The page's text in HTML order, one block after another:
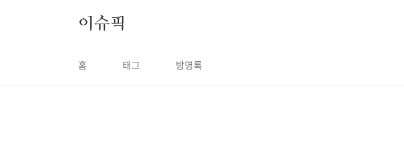
이슈픽
홈 태그 방명록